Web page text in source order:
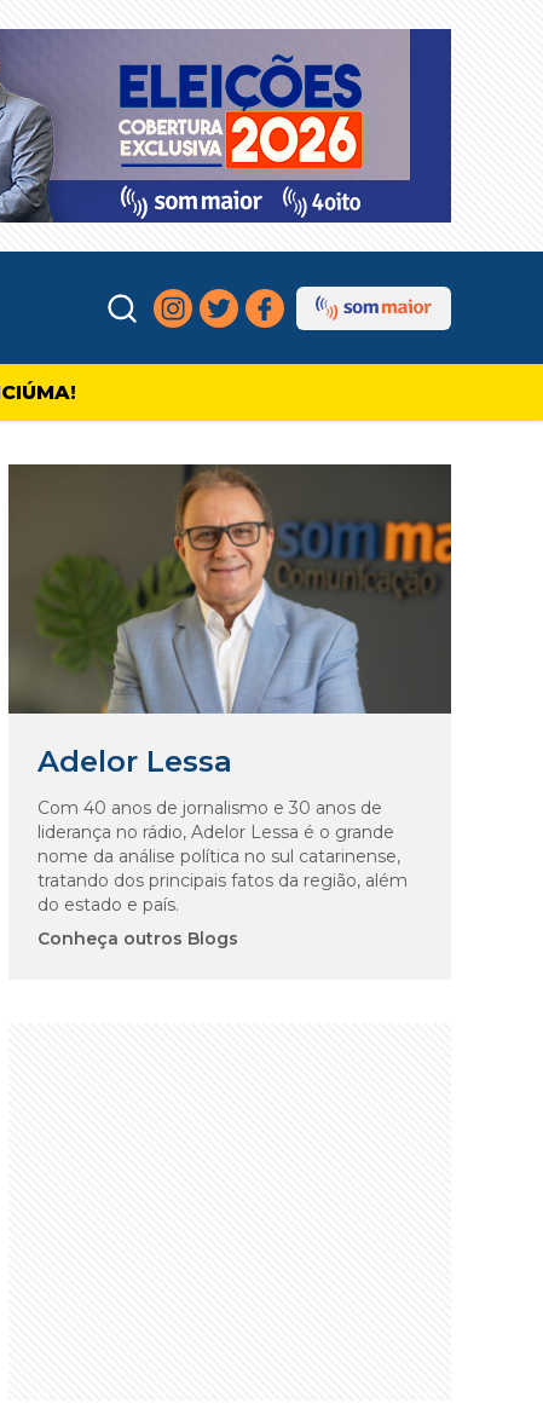
Adelor Lessa
Com 40 anos de jornalismo e 30 anos de
liderança no rádio, Adelor Lessa é o grande
nome da análise política no sul catarinense,
tratando dos principais fatos da região, além
do estado e país.
Conheça outros Blogs